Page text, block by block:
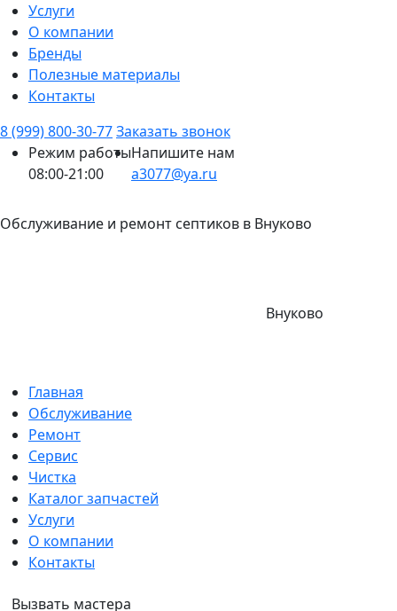
Услуги
О компании
Бренды
Полезные материалы
Контакты
8 (999) 800-30-77Заказать звонок
Режим работы
08:00-21:00
Напишите нам
a3077@ya.ru
Обслуживание и ремонт септиков в Внуково
Внуково
Главная
Обслуживание
Ремонт
Сервис
Чистка
Каталог запчастей
Услуги
О компании
Контакты
Вызвать мастера